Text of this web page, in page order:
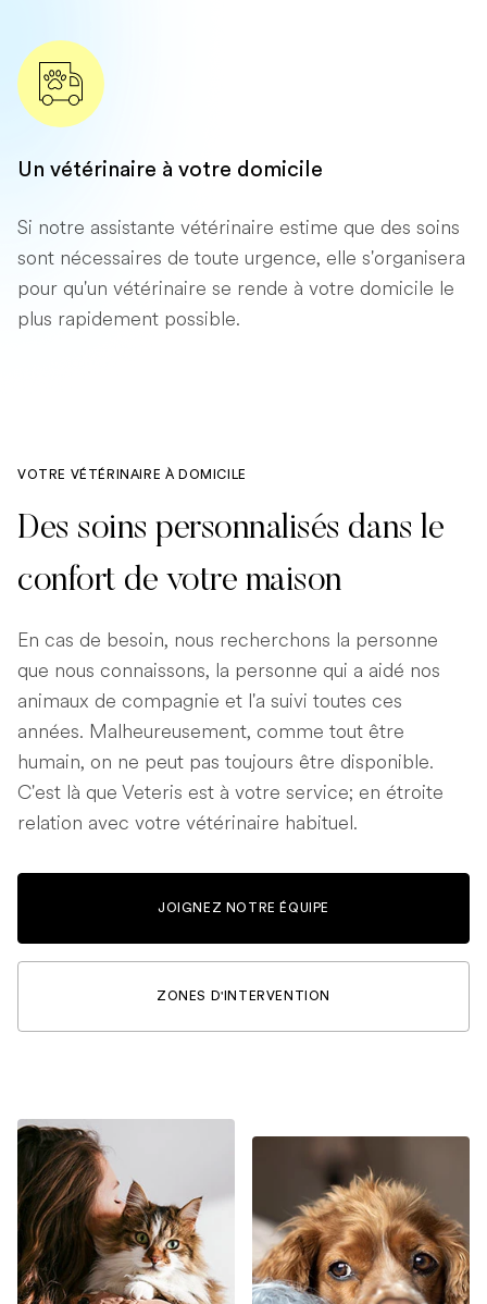
Un vétérinaire à votre domicile
Si notre assistante vétérinaire estime que des soins
sont nécessaires de toute urgence, elle s'organisera
pour qu'un vétérinaire se rende à votre domicile le
plus rapidement possible.
VOTRE VÉTÉRINAIRE À DOMICILE
Des soins personnalisés dans le
confort de votre maison
En cas de besoin, nous recherchons la personne
que nous connaissons, la personne qui a aidé nos
animaux de compagnie et l'a suivi toutes ces
années. Malheureusement, comme tout être
humain, on ne peut pas toujours être disponible.
C'est là que Veteris est à votre service; en étroite
relation avec votre vétérinaire habituel.
JOIGNEZ NOTRE ÉQUIPE
ZONES D'INTERVENTION